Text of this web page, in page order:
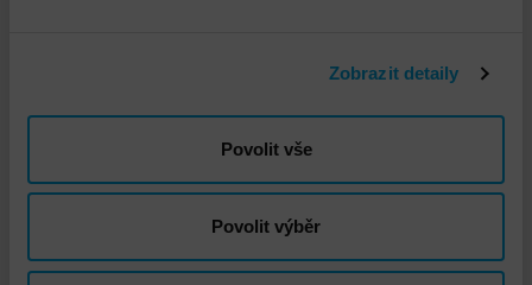
Zobrazit detaily
Povolit vše
Povolit výběr